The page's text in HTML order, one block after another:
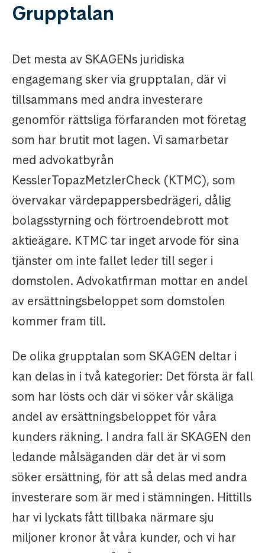
Grupptalan
Det mesta av SKAGENs juridiska
engagemang sker via grupptalan, där vi
tillsammans med andra investerare
genomför rättsliga förfaranden mot företag
som har brutit mot lagen. Vi samarbetar
med advokatbyrån
KesslerTopazMetzlerCheck (KTMC), som
övervakar värdepappersbedrägeri, dålig
bolagsstyrning och förtroendebrott mot
aktieägare. KTMC tar inget arvode för sina
tjänster om inte fallet leder till seger i
domstolen. Advokatfirman mottar en andel
av ersättningsbeloppet som domstolen
kommer fram till.
De olika grupptalan som SKAGEN deltar i
kan delas in i två kategorier: Det första är fall
som har lösts och där vi söker vår skäliga
andel av ersättningsbeloppet för våra
kunders räkning. I andra fall är SKAGEN den
ledande målsäganden där det är vi som
söker ersättning, för att så delas med andra
investerare som är med i stämningen. Hittills
har vi lyckats fått tillbaka närmare sju
miljoner kronor åt våra kunder, och vi har